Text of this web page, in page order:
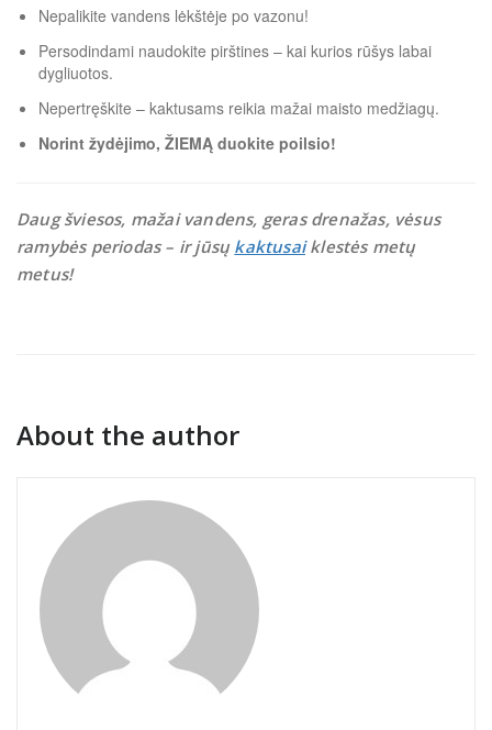
Nepalikite vandens lėkštėje po vazonu!
Persodindami naudokite pirštines – kai kurios rūšys labai
dygliuotos.
Nepertręškite – kaktusams reikia mažai maisto medžiagų.
Norint žydėjimo, ŽIEMĄ duokite poilsio!
Daug šviesos, mažai vandens, geras drenažas, vėsus
ramybės periodas – ir jūsų kaktusaiklestės metų
metus!
About the author